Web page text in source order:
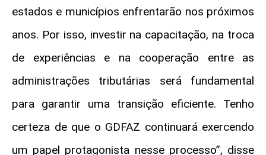
estados e municípios enfrentarão nos próximos
anos. Por isso, investir na capacitação, na troca
de experiências e na cooperação entre as
administrações tributárias será fundamental
para garantir uma transição eficiente. Tenho
certeza de que o GDFAZ continuará exercendo
um papel protagonista nesse processo”, disse